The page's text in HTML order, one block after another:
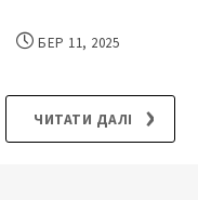
БЕР 11, 2025
ЧИТАТИ ДАЛІ